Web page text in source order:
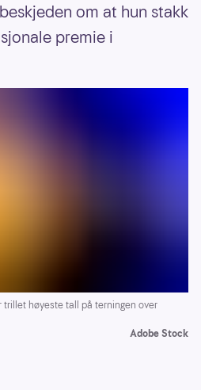
om at hun stakk
premie i
trillet høyeste tall på terningen over
Adobe Stock